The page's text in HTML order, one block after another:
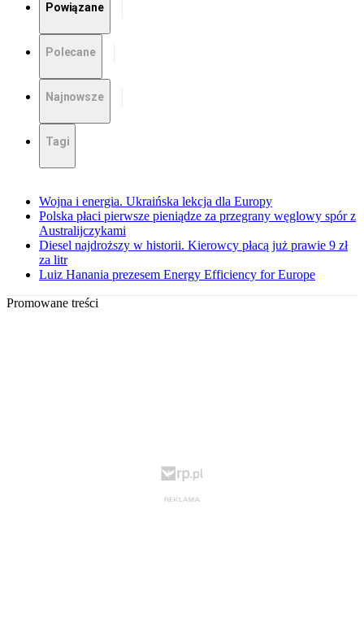
Powiązane
Polecane
Najnowsze
Tagi
Wojna i energia. Ukraińska lekcja dla Europy
Polska płaci pierwsze pieniądze za przegrany węglowy spór z
Australijczykami
Diesel najdroższy w historii. Kierowcy płacą już prawie 9 zł
za litr
Luiz Hanania prezesem Energy Efficiency for Europe
Promowane treści